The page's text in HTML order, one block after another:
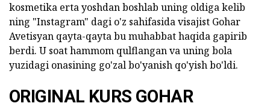
kosmetika erta yoshdan boshlab uning oldiga kelib
ning "Instagram" dagi o'z sahifasida visajist Gohar
Avetisyan qayta-qayta bu muhabbat haqida gapirib
berdi. U soat hammom qulflangan va uning bola
yuzidagi onasining go'zal bo'yanish qo'yish bo'ldi.
ORIGINAL KURS GOHAR